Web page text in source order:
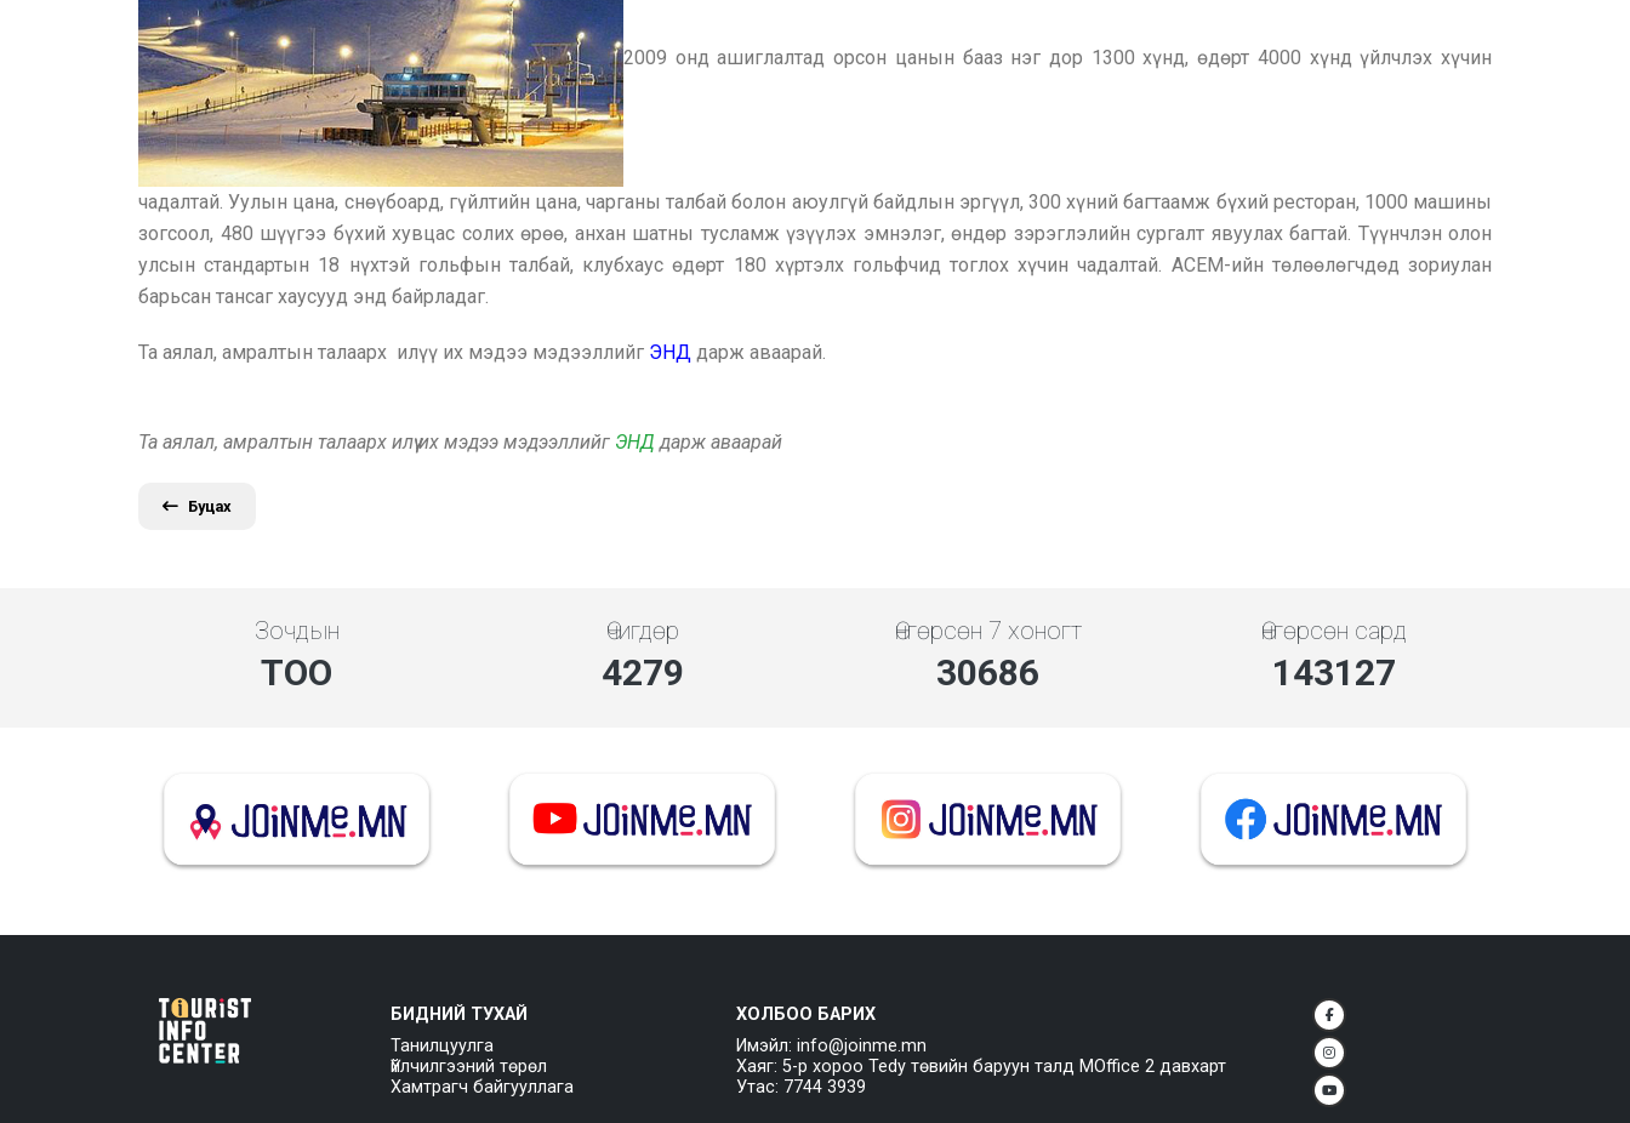
2009 онд ашиглалтад орсон цанын бааз нэг дор 1300 хүнд, өдөрт 4000 хүнд үйлчлэх хүчин
чадалтай. Уулын цана, снөүбоард, гүйлтийн цана, чарганы талбай болон аюулгүй байдлын эргүүл, 300 хүний багтаамж бүхий ресторан, 1000 машины
зогсоол, 480 шүүгээ бүхий хувцас солих өрөө, анхан шатны тусламж үзүүлэх эмнэлэг, өндөр зэрэглэлийн сургалт явуулах багтай. Түүнчлэн олон
улсын стандартын 18 нүхтэй гольфын талбай, клубхаус өдөрт 180 хүртэлх гольфчид тоглох хүчин чадалтай. АСЕМ-ийн төлөөлөгчдөд зориулан
барьсан тансаг хаусууд энд байрладаг.
Та аялал, амралтын талаарх илүү их мэдээ мэдээллийг ЭНД дарж аваарай.
Та аялал, амралтын талаарх илүү их мэдээ мэдээллийг ЭНД дарж аваарай
Буцах
Зочдын
ТОО
Өчигдөр
4279
Өнгөрсөн 7 хоногт
30686
Өнгөрсөн сард
143127
БИДНИЙ ТУХАЙ
Танилцуулга
Үйлчилгээний төрөл
Хамтрагч байгууллага
ХОЛБОО БАРИХ
Имэйл: info@joinme.mn
Хаяг: 5-р хороо Tedy төвийн баруун талд MOffice 2 давхарт
Утас: 7744 3939